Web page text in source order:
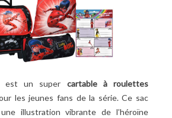
est un super cartable à roulettes
les jeunes fans de la série. Ce sac
illustration vibrante de l’héroïne